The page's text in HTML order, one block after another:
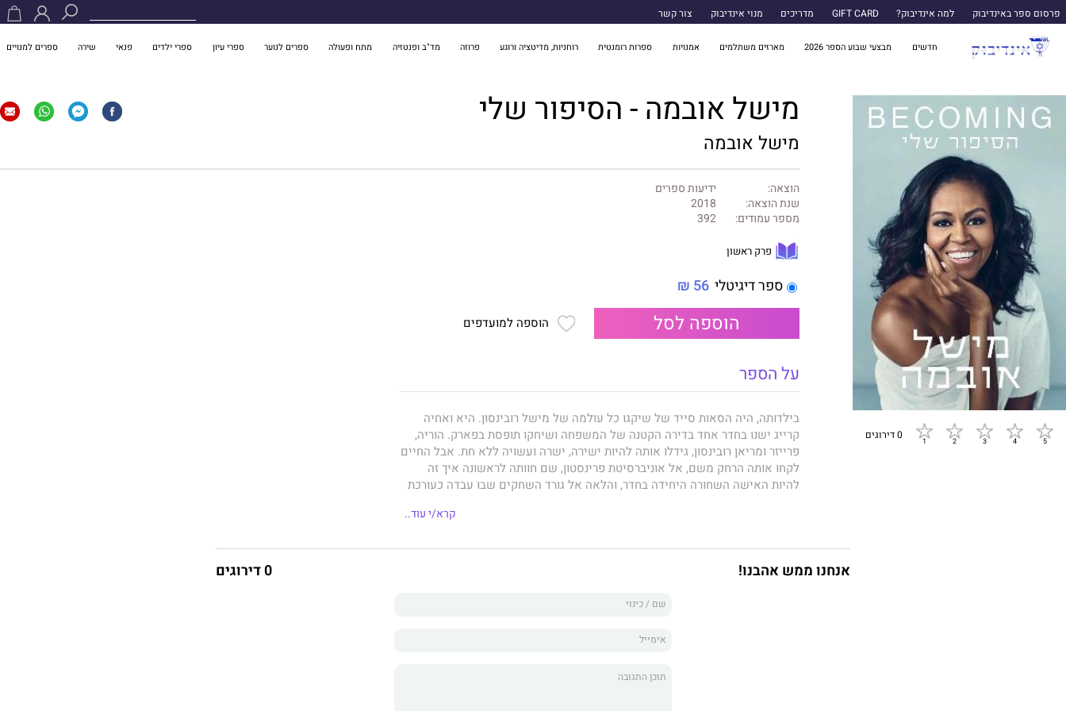
פרסום ספר באינדיבוק למה אינדיבוק? GIFT CARD מדריכים מנוי אינדיבוק צור קשר
חדשים מבצעי שבוע הספר 2026 מארזים משתלמים אמנויות ספרות רומנטית רוחניות, מדיטציה ורוגע פרוזה מד"ב ופנטזיה מתח ופעולה ספרים לנוער ספרי עיון ספרי ילדים פנאי שירה ספרים למנויים
0 דירוגים
מישל אובמה - הסיפור שלי
מישל אובמה
הוצאה:
ידיעות ספרים
שנת הוצאה:
2018
מספר עמודים:
392
פרק ראשון
ספר דיגיטלי 56 ₪
הוספה לסל הוספה למועדפים
על הספר
בילדותה, היה הסאות סייד של שיקגו כל עולמה של מישל רובינסון. היא ואחיה
קרייג ישנו בחדר אחד בדירה הקטנה של המשפחה ושיחקו תופסת בפארק. הוריה,
פרייזר ומריאן רובינסון, גידלו אותה להיות ישירה, ישרה ועשויה ללא חת. אבל החיים
לקחו אותה הרחק משם, אל אוניברסיטת פרינסטון, שם חוותה לראשונה איך זה
להיות האישה השחורה היחידה בחדר, והלאה אל גורד השחקים שבו עבדה כעורכת
על פיהן את כל התוכניות שתכננה בקפידה להמשך חייה.
מתארת כאן לראשונה את תחילת חיי נישואיה, איך התאמצה לאזן בין
הדיון שערכו בינם לבינם בנוגע לשאלה אם עליו להתמודד על הנשיאות, ומציגה את
קרא/י עוד..
אנחנו ממש אהבנו! 0 דירוגים